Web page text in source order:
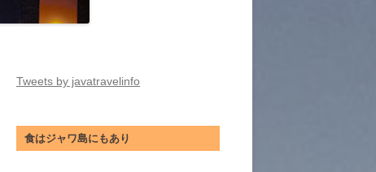
Tweets by javatravelinfo
食はジャワ島にもあり